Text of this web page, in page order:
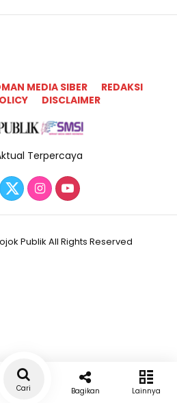
MEDIA SIBER
REDAKSI
DISCLAIMER
Terpercaya
Publik All Rights Reserved
Cari Bagikan Lainnya